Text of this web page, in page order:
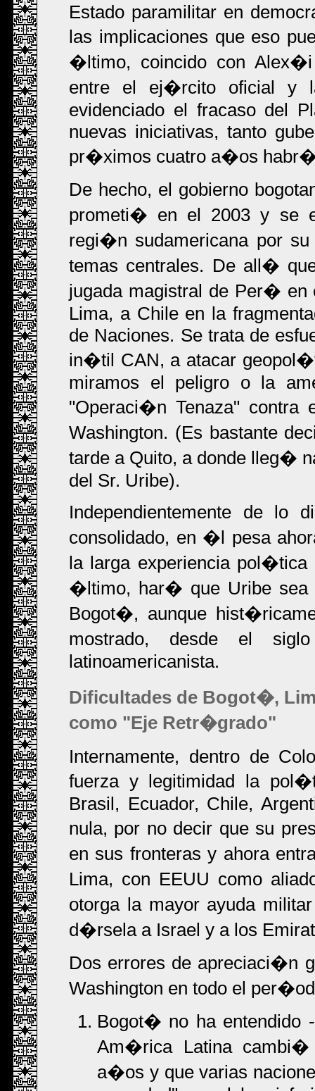
Estado paramilitar en
las implicaciones que eso
�ltimo, coincido con
entre el ej�rcito oficial y
evidenciado el fracaso del
nuevas iniciativas, tanto
pr�ximos cuatro a�os habr�
De hecho, el gobierno
prometi� en el 2003 y se
regi�n sudamericana por
temas centrales. De all�
jugada magistral de Per� en
Lima, a Chile en la
de Naciones. Se trata de
in�til CAN, a atacar
miramos el peligro o la
"Operaci�n Tenaza" contra
Washington. (Es bastante
tarde a Quito, a donde lleg�
del Sr. Uribe).
Independientemente de
consolidado, en �l pesa
la larga experiencia
�ltimo, har� que Uribe sea
Bogot�, aunque
mostrado, desde el
latinoamericanista.
Dificultades de Bogot�,
como "Eje Retr�grado"
Internamente, dentro de
fuerza y legitimidad la
Brasil, Ecuador, Chile,
nula, por no decir que su
en sus fronteras y ahora
Lima, con EEUU como
otorga la mayor ayuda
d�rsela a Israel y a los
Dos errores de apreciaci�n
Washington en todo el
Bogot� no ha entendido
Am�rica Latina
a�os y que varias